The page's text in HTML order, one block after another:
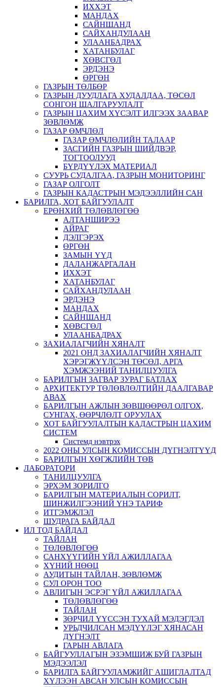
ИХХЭТ
МАНДАХ
САЙНШАНД
САЙХАНДУЛААН
УЛААНБАДРАХ
ХАТАНБУЛАГ
ХӨВСГӨЛ
ЭРДЭНЭ
ӨРГӨН
ГАЗРЫН ТӨЛБӨР
ГАЗРЫН ДУУДЛАГА ХУДАЛДАА, ТӨСӨЛ
СОНГОН ШАЛГАРУУЛАЛТ
ГАЗРЫН ЦАХИМ ХҮСЭЛТ ИЛГЭЭХ ЗААВАР
ЗӨВЛӨМЖ
ГАЗАР ӨМЧЛӨЛ
ГАЗАР ӨМЧЛӨЛИЙН ТАЛААР
ЗАСГИЙН ГАЗРЫН ШИЙДВЭР,
ТОГТООЛУУД
БҮРДҮҮЛЭХ МАТЕРИАЛ
СУУРЬ СУДАЛГАА, ГАЗРЫН МОНИТОРИНГ
ГАЗАР ОЛГОЛТ
ГАЗРЫН КАДАСТРЫН МЭДЭЭЛЛИЙН САН
БАРИЛГА, ХОТ БАЙГУУЛАЛТ
ЕРӨНХИЙ ТӨЛӨВЛӨГӨӨ
АЛТАНШИРЭЭ
АЙРАГ
ДЭЛГЭРЭХ
ӨРГӨН
ЗАМЫН ҮҮД
ДАЛАНЖАРГАЛАН
ИХХЭТ
ХАТАНБУЛАГ
САЙХАНДУЛААН
ЭРДЭНЭ
МАНДАХ
САЙНШАНД
ХӨВСГӨЛ
УЛААНБАДРАХ
ЗАХИАЛАГЧИЙН ХЯНАЛТ
2021 ОНД ЗАХИАЛАГЧИЙН ХЯНАЛТ
ХЭРЭГЖҮҮЛСЭН ТӨСӨЛ, АРГА
ХЭМЖЭЭНИЙ ТАНИЛЦУУЛГА
БАРИЛГЫН ЗАГВАР ЗУРАГ БАТЛАХ
АРХИТЕКТУР ТӨЛӨВЛӨЛТИЙН ДААЛГАВАР
АВАХ
БАРИЛГЫН АЖЛЫН ЗӨВШӨӨРӨЛ ОЛГОХ,
СУНГАХ, ӨӨРЧЛӨЛТ ОРУУЛАХ
ХОТ БАЙГУУЛАЛТЫН КАДАСТРЫН ЦАХИМ
СИСТЕМ
Системд нэвтрэх
2022 ОНЫ УЛСЫН КОМИССЫН ДҮГНЭЛТҮҮД
БАРИЛГЫН ХӨГЖЛИЙН ТӨВ
ЛАБОРАТОРИ
ТАНИЛЦУУЛГА
ЭРХЭМ ЗОРИЛГО
БАРИЛГЫН МАТЕРИАЛЫН СОРИЛТ,
ШИНЖИЛГЭЭНИЙ ҮНЭ ТАРИФ
ИТГЭМЖЛЭЛ
ШУДРАГА БАЙДАЛ
ИЛ ТОД БАЙДАЛ
ТАЙЛАН
ТӨЛӨВЛӨГӨӨ
САНХҮҮГИЙН ҮЙЛ АЖИЛЛАГАА
ХҮНИЙ НӨӨЦ
АУДИТЫН ТАЙЛАН, ЗӨВЛӨМЖ
СУЛ ОРОН ТОО
АВЛИГЫН ЭСРЭГ ҮЙЛ АЖИЛЛАГАА
ТӨЛӨВЛӨГӨӨ
ТАЙЛАН
ЗӨРЧИЛ ҮҮССЭН ТУХАЙ МЭДЭГДЭЛ
УРЬДЧИЛСАН МЭДҮҮЛЭГ ХЯНАСАН
ДҮГНЭЛТ
ГАРЫН АВЛАГА
БАЙГУУЛЛАГЫН ЭЗЭМШИЖ БУЙ ГАЗРЫН
МЭДЭЭЛЭЛ
БАРИЛГА БАЙГУУЛАМЖИЙГ АШИГЛАЛТАД
ХҮЛЭЭН АВСАН УЛСЫН КОМИССЫН